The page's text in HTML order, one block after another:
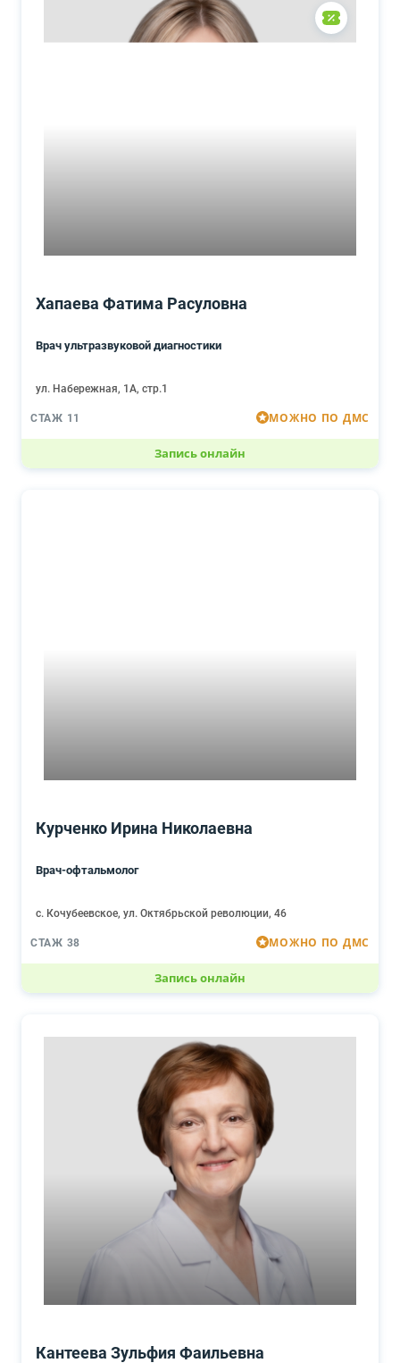
Хапаева Фатима Расуловна
Врач ультразвуковой диагностики
ул. Набережная, 1А, стр.1
СТАЖ 11 МОЖНО ПО ДМС
Запись онлайн
Курченко Ирина Николаевна
Врач-офтальмолог
с. Кочубеевское, ул. Октябрьской революции, 46
СТАЖ 38 МОЖНО ПО ДМС
Запись онлайн
Кантеева Зульфия Фаильевна